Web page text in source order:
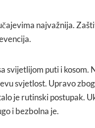
najvažnija.
svijetlijom puti i kosom.
svjetlost. Upravo
je rutinski postupak.
i bezbolna je.